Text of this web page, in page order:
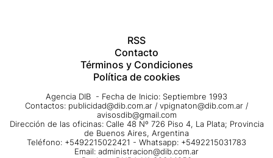
RSS
Contacto
Términos y Condiciones
Política de cookies
Agencia DIB - Fecha de Inicio: Septiembre 1993
Contactos: publicidad@dib.com.ar / vpignaton@dib.com.ar /
avisosdib@gmail.com
Dirección de las oficinas: Calle 48 Nº 726 Piso 4, La Plata; Provincia
de Buenos Aires, Argentina
Teléfono: +5492215022421 - Whatsapp: +5492215031783
Email: administracion@dib.com.ar